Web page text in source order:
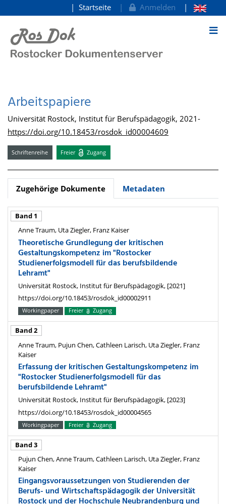
zum Inhalt
Startseite Anmelden
Arbeitspapiere
Universität Rostock, Institut für Berufspädagogik, 2021-
https://doi.org/10.18453/rosdok_id00004609
Schriftenreihe Freier Zugang
Zugehörige Dokumente Metadaten
Band 1
Anne Traum, Uta Ziegler, Franz Kaiser
Theoretische Grundlegung der kritischen
Gestaltungskompetenz im "Rostocker
Studienerfolgsmodell für das berufsbildende
Lehramt"
Universität Rostock, Institut für Berufspädagogik, [2021]
https://doi.org/10.18453/rosdok_id00002911
Workingpaper Freier Zugang
Band 2
Anne Traum, Pujun Chen, Cathleen Larisch, Uta Ziegler, Franz
Kaiser
Erfassung der kritischen Gestaltungskompetenz im
"Rostocker Studienerfolgsmodell für das
berufsbildende Lehramt"
Universität Rostock, Institut für Berufspädagogik, [2023]
https://doi.org/10.18453/rosdok_id00004565
Workingpaper Freier Zugang
Band 3
Pujun Chen, Anne Traum, Cathleen Larisch, Uta Ziegler, Franz
Kaiser
Eingangsvoraussetzungen von Studierenden der
Berufs- und Wirtschaftspädagogik der Universität